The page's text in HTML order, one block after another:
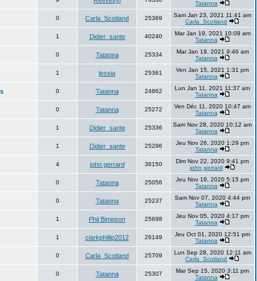
Tatanna
0 Carla_Scotland 25369
Sam Jan 23, 2021 11:41 am
Carla_Scotland
1 Didier_sante 40240
Mar Jan 19, 2021 10:09 am
Tatanna
0 Tatanna 25334
Mar Jan 19, 2021 9:46 am
Tatanna
1 lessia 25361
Ven Jan 15, 2021 1:31 pm
Tatanna
0 Tatanna 24862
Lun Jan 11, 2021 11:37 am
Tatanna
0 Tatanna 25272
Ven Déc 11, 2020 10:47 am
Tatanna
1 Didier_sante 25336
Sam Nov 28, 2020 10:12 am
Tatanna
1 Didier_sante 25296
Jeu Nov 26, 2020 1:29 pm
Tatanna
4 john gerrard 36150
Dim Nov 22, 2020 9:41 pm
john gerrard
0 Tatanna 25056
Jeu Nov 19, 2020 5:15 pm
Tatanna
0 Tatanna 25237
Sam Nov 07, 2020 4:44 pm
Tatanna
1 Phil Bimpson 25698
Jeu Nov 05, 2020 4:17 pm
Tatanna
1 clarkphillip2012 26149
Jeu Oct 01, 2020 12:51 pm
Tatanna
0 Carla_Scotland 25709
Lun Sep 28, 2020 12:11 am
Carla_Scotland
0 Tatanna 25307
Mar Sep 15, 2020 3:11 pm
Tatanna